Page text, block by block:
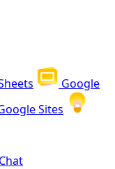
Google
Sites